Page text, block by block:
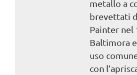
metallo a
brevettati
Painter nel
Baltimora
uso
con